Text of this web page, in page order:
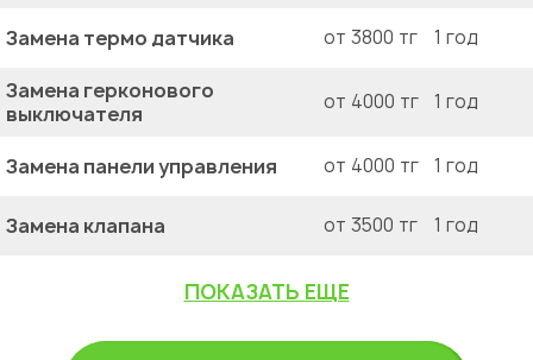
Замена термо датчика от 3800 тг 1 год
Замена герконового
выключателя
от 4000 тг 1 год
Замена панели управления от 4000 тг 1 год
Замена клапана от 3500 тг 1 год
ПОКАЗАТЬ ЕЩЕ